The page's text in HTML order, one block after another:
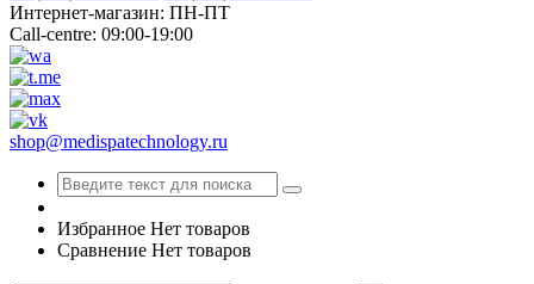
Интернет-магазин: ПН-ПТ
Call-centre: 09:00-19:00
shop@medispatechnology.ru
Избранное Нет товаров
Сравнение Нет товаров